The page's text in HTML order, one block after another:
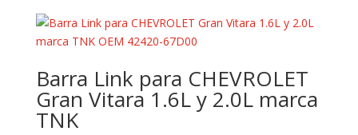
Barra Link para CHEVROLET
Gran Vitara 1.6L y 2.0L marca
TNK